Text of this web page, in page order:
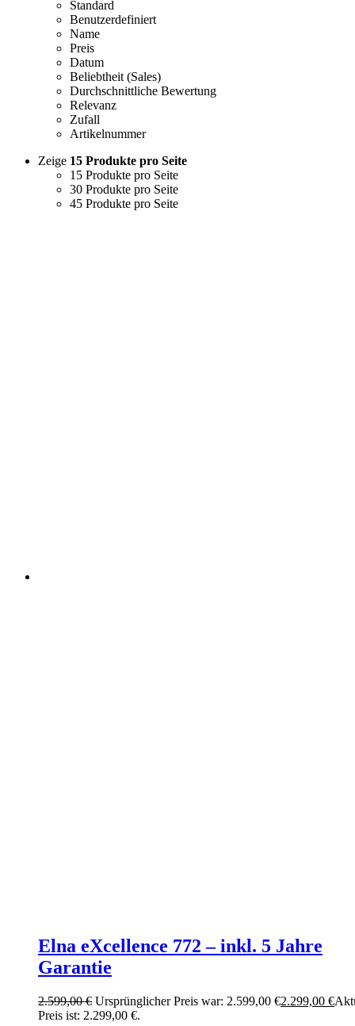
Standard
Benutzerdefiniert
Name
Preis
Datum
Beliebtheit (Sales)
Durchschnittliche Bewertung
Relevanz
Zufall
Artikelnummer
Zeige 15 Produkte pro Seite
15 Produkte pro Seite
30 Produkte pro Seite
45 Produkte pro Seite
Elna eXcellence 772 – inkl. 5 Jahre
Garantie
2.599,00€ Ursprünglicher Preis war: 2.599,00 €2.299,00 €
Preis ist: 2.299,00 €.